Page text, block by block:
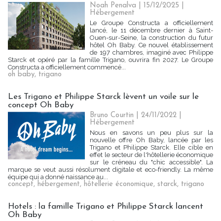
Noah Penalva | 15/12/2025
Hébergement
Le Groupe Constructa a officiellement
lancé, le 11 décembre dernier à Saint-
Ouen-sur-Seine, la construction du futur
hôtel Oh Baby. Ce nouvel établissement
de 197 chambres, imaginé avec Philippe
Starck et opéré par la famille Trigano, ouvrira fin 2027. Le Groupe
Constructa a officiellement commencé...
oh baby, trigano
Les Trigano et Philippe Starck lèvent un voile sur le
concept Oh Baby
Bruno Courtin | 24/11/2022
Hébergement
Nous en savons un peu plus sur la
nouvelle offre Oh Baby, lancée par les
Trigano et Philippe Starck. Elle cible en
effet le secteur de l'hôtellerie économique
sur le créneau du "chic accessible". La
marque se veut aussi résolument digitale et eco-friendly. La même
équipe qui a donné naissance au...
concept, hébergement, hôtellerie économique, starck, trigano
Hotels : la famille Trigano et Philippe Starck lancent
Oh Baby